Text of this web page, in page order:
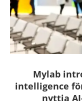
Mylab
intelligence
nyttja